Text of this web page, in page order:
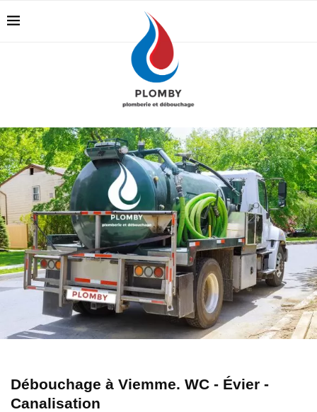
Débouchage à Viemme. WC - Évier -
Canalisation